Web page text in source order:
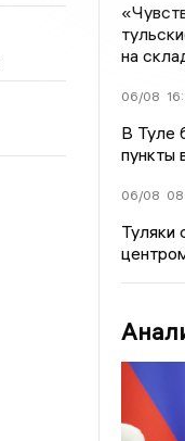
на
06/08
В Туле
пункты
06/08
Туляки